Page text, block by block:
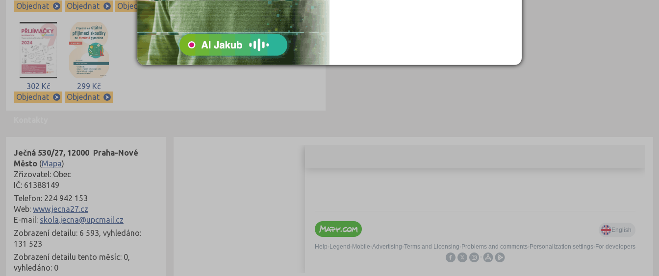
Objednat
Objednat
Objednat
Objednat
Objednat
Objednat
302 Kč
Objednat
299 Kč
Objednat
Ječná 530/27, 12000 Praha-Nové
Město (Mapa)
Zřizovatel: Obec
IČ: 61388149
Telefon: 224 942 153
Web: www.jecna27.cz
E-mail: skola.jecna@upcmail.cz
Zobrazení detailu: 6 593, vyhledáno:
131 523
Zobrazení detailu tento měsíc: 0,
vyhledáno: 0